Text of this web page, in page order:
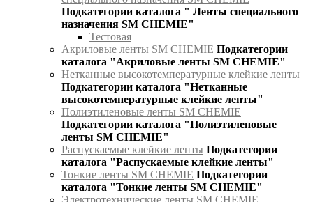
Подкатегории каталога " Ленты специального
назначения SM CHEMIE"
Тестовая
Акриловые ленты SM CHEMIE Подкатегории
каталога "Акриловые ленты SM CHEMIE"
Нетканные высокотемпературные клейкие ленты
Подкатегории каталога "Нетканные
высокотемпературные клейкие ленты"
Полиэтиленовые ленты SM CHEMIE
Подкатегории каталога "Полиэтиленовые
ленты SM CHEMIE"
Распускаемые клейкие ленты Подкатегории
каталога "Распускаемые клейкие ленты"
Тонкие ленты SM CHEMIE Подкатегории
каталога "Тонкие ленты SM CHEMIE"
Электротехнические ленты SM CHEMIE